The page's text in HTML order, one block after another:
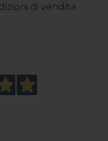
di vendita